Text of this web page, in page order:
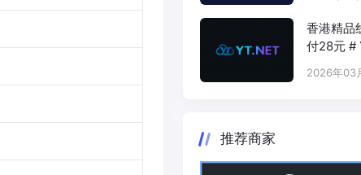
香港精品
付28元 #
2026年03
推荐商家